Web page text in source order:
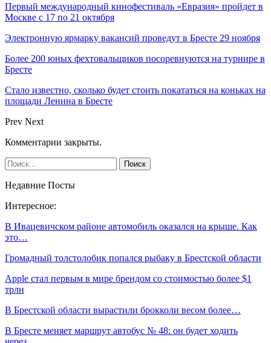
Первый международный кинофестиваль «Евразия» пройдет в
Москве с 17 по 21 октября
Электронную ярмарку вакансий проведут в Бресте 29 ноября
Более 200 юных фехтовальщиков посоревнуются на турнире в
Бресте
Стало известно, сколько будет стоить покататься на коньках на
площади Ленина в Бресте
Prev Next
Комментарии закрыты.
Недавние Посты
Интересное:
В Ивацевичском районе автомобиль оказался на крыше. Как
это…
Громадный толстолобик попался рыбаку в Брестской области
Apple стал первым в мире брендом со стоимостью более $1
трлн
В Брестской области вырастили брокколи весом более…
В Бресте меняет маршрут автобус № 48: он будет ходить